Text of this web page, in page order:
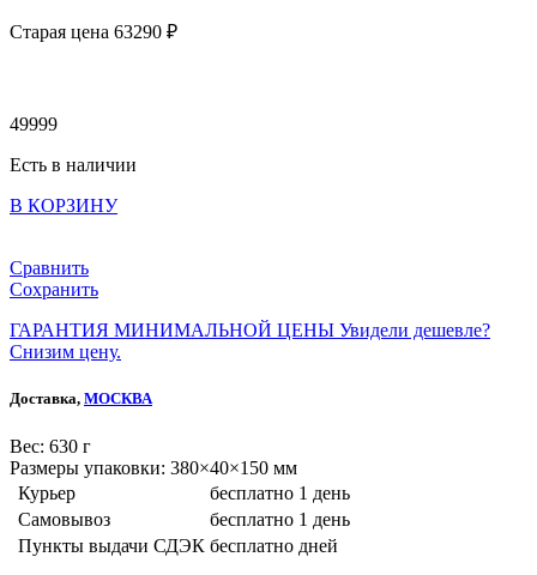
Старая цена 63290 ₽
49999
Есть в наличии
В КОРЗИНУ
Сравнить
Сохранить
ГАРАНТИЯ МИНИМАЛЬНОЙ ЦЕНЫ Увидели дешевле?
Снизим цену.
Доставка, МОСКВА
Веc: 630 г
Размеры упаковки: 380×40×150 мм
Курьер
бесплатно 1 день
Самовывоз
бесплатно 1 день
Пункты выдачи СДЭК бесплатно дней